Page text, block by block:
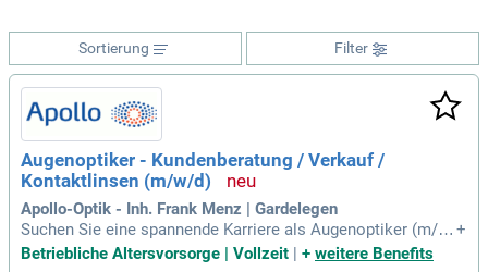
Filter
Sortierung
Augenoptiker - Kundenberatung / Verkauf /
Kontaktlinsen (m/w/d)
Apollo-Optik - Inh. Frank Menz | Gardelegen
Suchen Sie eine spannende Karriere als Augenoptiker (m/w/
d)? Wir bieten Ihnen eine attraktive Stelle, egal ob Sie ein erf
+
Betriebliche Altersvorsorge | Vollzeit
+ weitere Benefits